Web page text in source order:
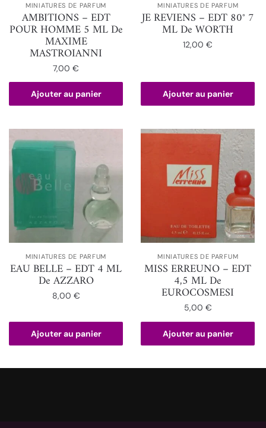
MINIATURES DE PARFUM
AMBITIONS – EDT
POUR HOMME 5 ML De
MAXIME
MASTROIANNI
7,00€
Ajouter au panier
MINIATURES DE PARFUM
JE REVIENS – EDT 80° 7
ML De WORTH
12,00€
Ajouter au panier
MINIATURES DE PARFUM
EAU BELLE – EDT 4 ML
De AZZARO
8,00 €
Ajouter au panier
MINIATURES DE PARFUM
MISS ERREUNO – EDT
4,5 ML De
EUROCOSMESI
5,00 €
Ajouter au panier